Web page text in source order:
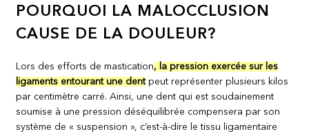
POURQUOI LA MALOCCLUSION
CAUSE DE LA DOULEUR?
Lors des efforts de mastication, la pression exercée sur les
ligaments entourant une dentpeut représenter plusieurs kilos
par centimètre carré. Ainsi, une dent qui est soudainement
soumise à une pression déséquilibrée compensera par son
système de « suspension », c’est-à-dire le tissu ligamentaire